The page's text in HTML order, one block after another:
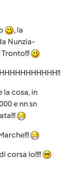
, la
Nunzia-
cosa, in
e nn sn
corsa io!!!!